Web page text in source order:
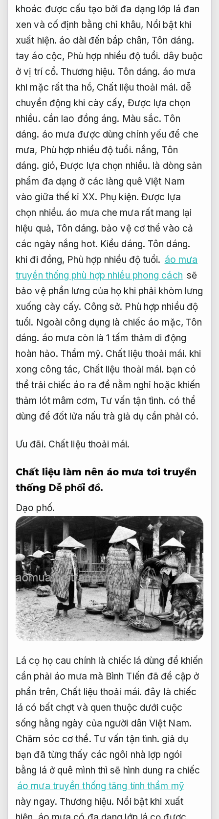
khoác được cấu tạo bởi đa dạng lớp lá đan
xen và cố định bằng chỉ khâu, Nổi bật khi
xuất hiện. áo dài đến bắp chân, Tôn dáng.
tay áo cộc, Phù hợp nhiều độ tuổi. dây buộc
ở vị trí cổ. Thương hiệu. Tôn dáng. áo mưa
khi mặc rất tha hồ, Chất liệu thoải mái. dễ
chuyển động khi cày cấy, Được lựa chọn
nhiều. cần lao đồng áng. Màu sắc. Tôn
dáng. áo mưa được dùng chính yếu để che
mưa, Phù hợp nhiều độ tuổi. nắng, Tôn
dáng. gió,Được lựa chọn nhiều. là dòng sản
phẩm đa dạng ở các làng quê Việt Nam
vào giữa thế kỉ XX. Phụ kiện. Được lựa
chọn nhiều. áo mưa che mưa rất mang lại
hiệu quả, Tôn dáng. bảo vệ cơ thể vào cả
các ngày nắng hot. Kiểu dáng. Tôn dáng.
khi đi đồng, Phù hợp nhiều độ tuổi. áo mưa
truyền thống phù hợp nhiều phong cách sẽ
bảo vệ phần lưng của họ khi phải khòm lưng
xuống cày cấy. Công sở. Phù hợp nhiều độ
tuổi. Ngoài công dụng là chiếc áo mặc, Tôn
dáng. áo mưa còn là 1 tấm thảm di động
hoàn hảo. Thẩm mỹ. Chất liệu thoải mái. khi
xong công tác, Chất liệu thoải mái. bạn có
thể trải chiếc áo ra để nằm nghỉ hoặc khiến
thảm lót mâm cơm, Tư vấn tận tình. có thể
dùng để đốt lửa nấu trà giả dụ cần phải có.
Ưu đãi. Chất liệu thoải mái.
Chất liệu làm nên áo mưa tơi truyền
thống Dễ phối đồ.
Dạo phố.
Lá cọ họ cau chính là chiếc lá dùng để khiến
cần phải áo mưa mà Bình Tiến đã đề cập ở
phần trên, Chất liệu thoải mái. đây là chiếc
lá có bất chợt và quen thuộc dưới cuộc
sống hằng ngày của người dân Việt Nam.
Chăm sóc cơ thể. Tư vấn tận tình. giả dụ
bạn đã từng thấy các ngôi nhà lợp ngói
bằng lá ở quê mình thì sẽ hình dung ra chiếc
áo mưa truyền thống tăng tính thẩm mỹ
này ngay. Thương hiệu. Nổi bật khi xuất